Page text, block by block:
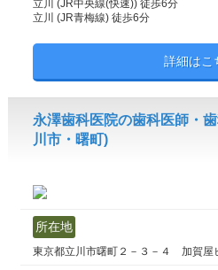
立川 (JR中央線(快速)) 徒歩6分
立川 (JR青梅線) 徒歩6分
詳細はこ
永澤歯科医院の歯科医師・
川市・曙町)
所在地
東京都立川市曙町２－３－４ 加賀屋